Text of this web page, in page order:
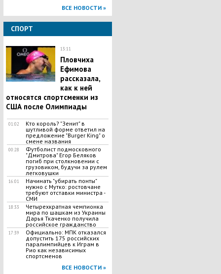
ВСЕ НОВОСТИ »
СПОРТ
13:11
Пловчиха
Ефимова
рассказала,
как к ней
относятся спортсменки из
США после Олимпиады
01:02
Кто король? "Зенит" в
шутливой форме ответил на
предложение "Burger King" о
смене названия
00:28
Футболист подмосковного
"Дмитрова" Егор Беляков
погиб при столкновении с
грузовиком, будучи за рулем
легковушки
16:01
Начинать "убирать понты"
нужно с Мутко: ростовчане
требуют отставки министра -
СМИ
18:33
Четырехкратная чемпионка
мира по шашкам из Украины
Дарья Ткаченко получила
российское гражданство
17:39
Официально: МПК отказался
допустить 175 российских
паралимпийцев к Играм в
Рио как независимых
спортсменов
ВСЕ НОВОСТИ »